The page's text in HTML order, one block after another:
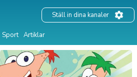
Sport Artiklar
Ställ in dina kanaler